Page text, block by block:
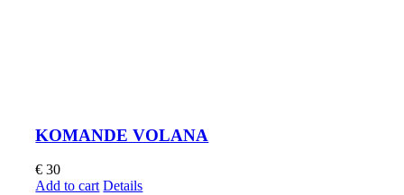
KOMANDE VOLANA
€ 30
Add to cart Details